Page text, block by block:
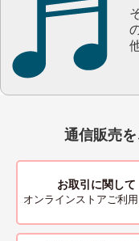
通信販売
お取引に関して
オンラインストアご利